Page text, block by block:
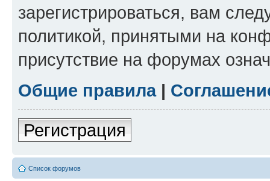
зарегистрироваться, вам
политикой, принятыми на
присутствие на форумах
Общие правила|
Регистрация
Список форумов